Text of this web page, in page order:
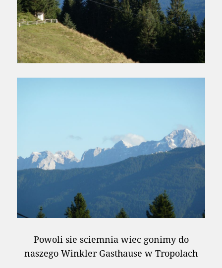
Powoli sie sciemnia wiec gonimy do
naszego Winkler Gasthause w Tropolach